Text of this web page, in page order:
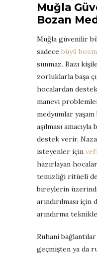
Muğla
Bozan
Muğla güvenilir
sadece büyü
sunmaz. Bazı
zorluklarla başa
hocalardan
manevi
medyumlar
aşılması
destek verir.
isteyenler için
hazırlayan
temizliği ritüeli de
bireylerin
arındırılması
arındırma
Ruhani
geçmişten ya da